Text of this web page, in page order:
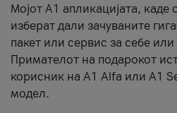
Мојот А1 апликацијата,
изберат дали зачуваните
пакет или сервис за себе или
Примателот на подарокот
корисник на А1 Alfa или A1
модел.